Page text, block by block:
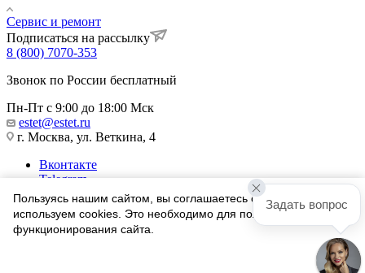
Сервис и ремонт
Подписаться на рассылку
8 (800) 7070-353
Звонок по России бесплатный
Пн-Пт с 9:00 до 18:00 Мск
estet@estet.ru
г. Москва, ул. Веткина, 4
Вконтакте
Telegram
Одноклассники
WhatsApp
1991-2026 © Ювелирный Дом ЭСТЕТ
Пользуясь нашим сайтом, вы соглашаетесь с тем, что мы
используем cookies. Это необходимо для полноценного
функционирования сайта.
Задать вопрос